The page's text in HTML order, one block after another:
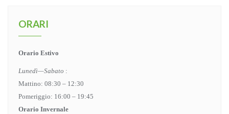
ORARI
Orario Estivo
Lunedì—Sabato :
Mattino: 08:30 – 12:30
Pomeriggio: 16:00 – 19:45
Orario Invernale